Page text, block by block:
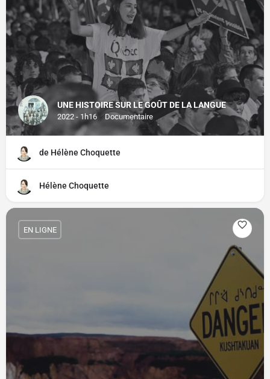
UNE HISTOIRE SUR LE GOÛT DE LA LANGUE
2022 - 1h16 Documentaire
de Hélène Choquette
Hélène Choquette
EN LIGNE